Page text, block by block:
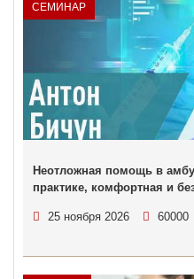
СЕМИНАР
Неотложная помощь в
практике, комфортная и
25 ноября 2026 60000